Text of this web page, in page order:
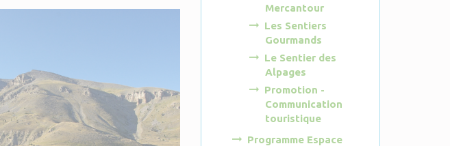
Mercantour
Les Sentiers
Gourmands
Le Sentier des
Alpages
Promotion -
Communication
touristique
Programme Espace